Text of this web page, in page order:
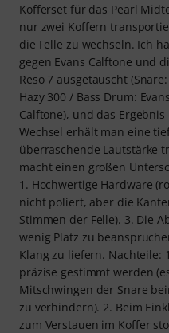
Kofferset für das Pearl
nur zwei Koffern
die Felle zu wechseln. Ich
gegen Evans Calftone und
Reso 7 ausgetauscht
Hazy 300 / Bass Drum:
Calftone), und das
Wechsel erhält man eine
überraschende Lautstärke
macht einen großen
1. Hochwertige Hardware
nicht poliert, aber die
Stimmen der Felle). 3. Die
wenig Platz zu
Klang zu liefern. Nachteile:
präzise gestimmt werden
Mitschwingen der Snare
zu verhindern). 2. Beim
zum Verstauen im Koffer